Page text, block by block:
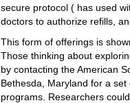
secure protocol ( has used
doctors to authorize refills,
This form of offerings is
Those thinking about
by contacting the American
Bethesda, Maryland for a
programs. Researchers